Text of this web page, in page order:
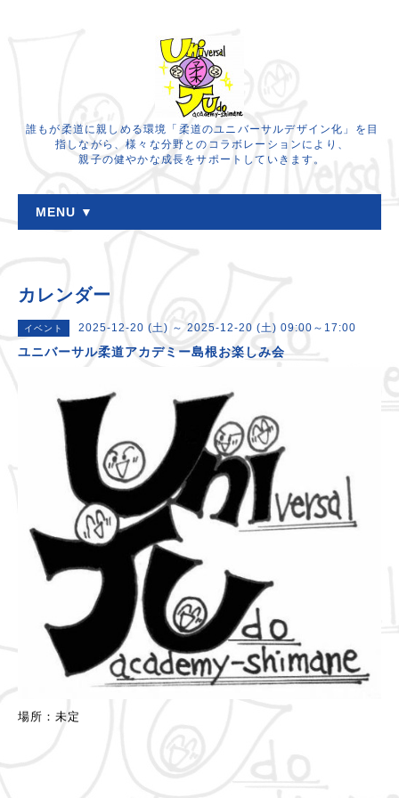
誰もが柔道に親しめる環境「柔道のユニバーサルデザイン化」を目
指しながら、様々な分野とのコラボレーションにより、
親子の健やかな成長をサポートしていきます。
MENU ▼
カレンダー
イベント 2025-12-20 (土) ～ 2025-12-20 (土) 09:00～17:00
ユニバーサル柔道アカデミー島根お楽しみ会
場所：未定